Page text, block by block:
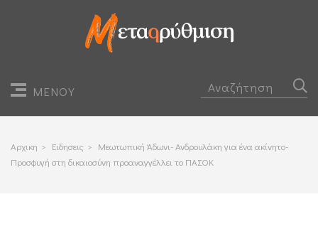
ΜΕΝΟΥ
Αρχικη > Ειδησεις > Μεωτωπική Άδωνι- Ανδρουλάκη για ένα ακίνητο-
Προσφυγή στη δικαιοσύνη προαναγγέλλει το ΠΑΣΟΚ